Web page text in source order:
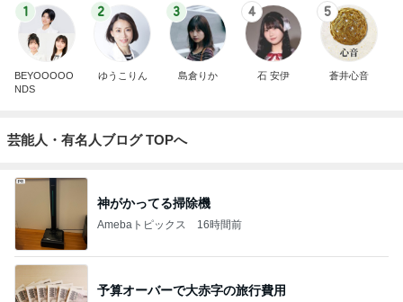
1
BEYOOOOO
NDS
2
ゆうこりん
3
島倉りか
4
石 安伊
5
蒼井心音
芸能人・有名人ブログ TOPへ
神がかってる掃除機
Amebaトピックス 16時間前
予算オーバーで大赤字の旅行費用